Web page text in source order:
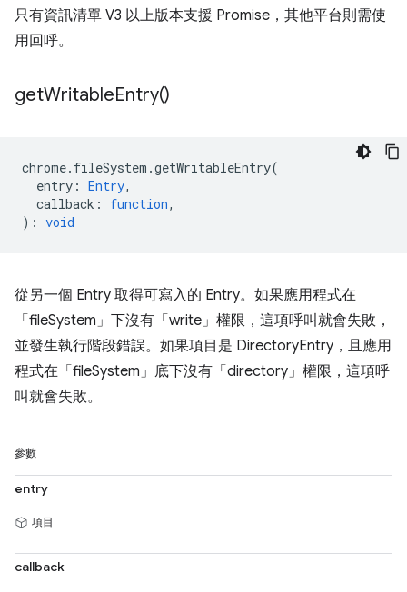
只有資訊清單 V3 以上版本支援 Promise，其他平台則需使
用回呼。
getWritableEntry()
chrome. fileSystem .getWritableEntry(
entry : Entry,
callback : function,
) : void
從另一個 Entry 取得可寫入的 Entry。如果應用程式在
「fileSystem」下沒有「write」權限，這項呼叫就會失敗，
並發生執行階段錯誤。如果項目是 DirectoryEntry，且應用
程式在「fileSystem」底下沒有「directory」權限，這項呼
叫就會失敗。
參數
entry
項目
callback